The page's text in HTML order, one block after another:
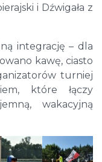
i Dźwigała z
integrację – dla
kawę, ciasto
turniej
które łączy
wakacyjną